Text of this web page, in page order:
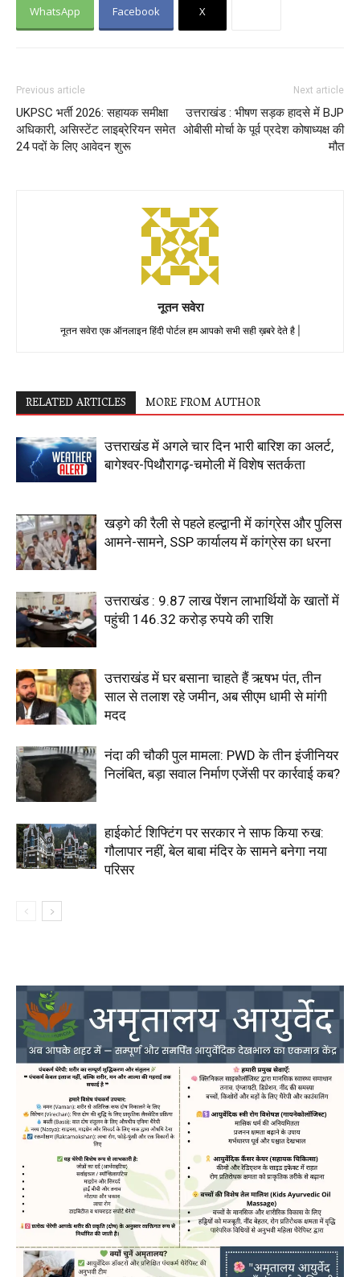
WhatsApp Facebook X
Previous article
UKPSC भर्ती 2026: सहायक समीक्षा
अधिकारी, असिस्टेंट लाइब्रेरियन समेत
24 पदों के लिए आवेदन शुरू
Next article
उत्तराखंड : भीषण सड़क हादसे में BJP
ओबीसी मोर्चा के पूर्व प्रदेश कोषाध्यक्ष की
मौत
नूतन सवेरा
नूतन सवेरा एक ऑनलाइन हिंदी पोर्टल हम आपको सभी सही ख़बरे देते है |
RELATED ARTICLES MORE FROM AUTHOR
उत्तराखंड में अगले चार दिन भारी बारिश का अलर्ट,
बागेश्वर-पिथौरागढ़-चमोली में विशेष सतर्कता
खड़गे की रैली से पहले हल्द्वानी में कांग्रेस और पुलिस
आमने-सामने, SSP कार्यालय में कांग्रेस का धरना
उत्तराखंड : 9.87 लाख पेंशन लाभार्थियों के खातों में
पहुंची 146.32 करोड़ रुपये की राशि
उत्तराखंड में घर बसाना चाहते हैं ऋषभ पंत, तीन
साल से तलाश रहे जमीन, अब सीएम धामी से मांगी
मदद
नंदा की चौकी पुल मामला: PWD के तीन इंजीनियर
निलंबित, बड़ा सवाल निर्माण एजेंसी पर कार्रवाई कब?
हाईकोर्ट शिफ्टिंग पर सरकार ने साफ किया रुख:
गौलापार नहीं, बेल बाबा मंदिर के सामने बनेगा नया
परिसर